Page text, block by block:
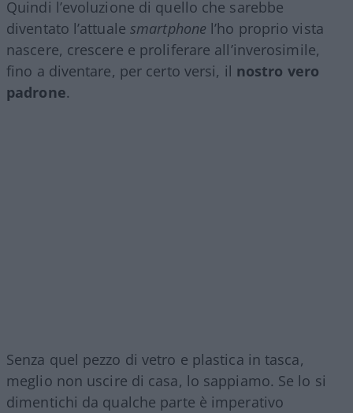
Quindi l’evoluzione di quello che sarebbe
diventato l’attuale smartphone l’ho proprio vista
nascere, crescere e proliferare all’inverosimile,
fino a diventare, per certo versi, il nostro vero
padrone.
Senza quel pezzo di vetro e plastica in tasca,
meglio non uscire di casa, lo sappiamo. Se lo si
dimentichi da qualche parte è imperativo